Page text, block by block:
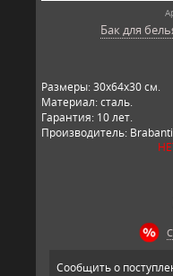
Бак для
Размеры: 30х64х30 см.
Материал: сталь.
Гарантия: 10 лет.
Производитель:
Сообщить о